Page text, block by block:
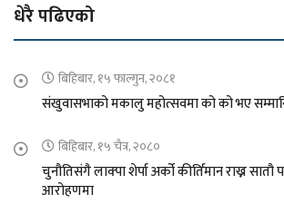
धेरै पढिएको
बिहिबार, १५ फाल्गुन, २०८१
संखुवासभाको मकालु महोत्सवमा को को भए
बिहिबार, १५ चैत्र, २०८०
चुनौतिसंगै लाक्पा शेर्पा अर्को कीर्तिमान राख्न
आरोहणमा